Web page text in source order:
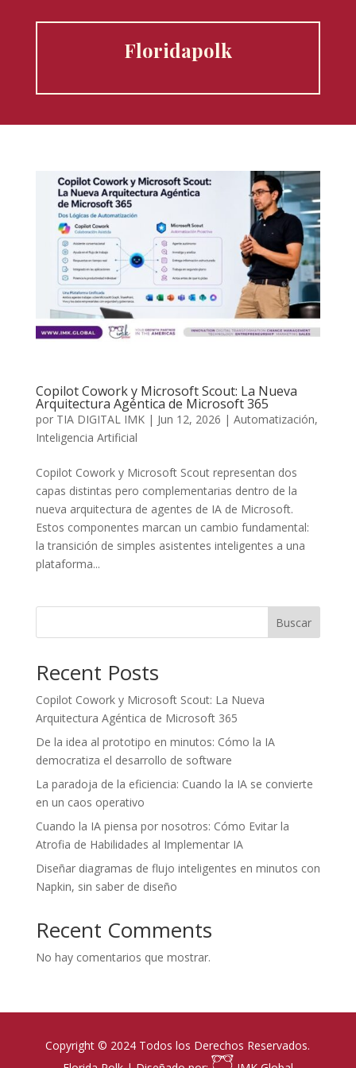
Floridapolk
Copilot Cowork y Microsoft Scout: La Nueva
Arquitectura Agéntica de Microsoft 365
por TIA DIGITAL IMK| Jun 12, 2026 | Automatización,
Inteligencia Artificial
Copilot Cowork y Microsoft Scout representan dos
capas distintas pero complementarias dentro de la
nueva arquitectura de agentes de IA de Microsoft.
Estos componentes marcan un cambio fundamental:
la transición de simples asistentes inteligentes a una
plataforma...
Buscar
Recent Posts
Copilot Cowork y Microsoft Scout: La Nueva
Arquitectura Agéntica de Microsoft 365
De la idea al prototipo en minutos: Cómo la IA
democratiza el desarrollo de software
La paradoja de la eficiencia: Cuando la IA se convierte
en un caos operativo
Cuando la IA piensa por nosotros: Cómo Evitar la
Atrofia de Habilidades al Implementar IA
Diseñar diagramas de flujo inteligentes en minutos con
Napkin, sin saber de diseño
Recent Comments
No hay comentarios que mostrar.
Copyright © 2024 Todos los Derechos Reservados.